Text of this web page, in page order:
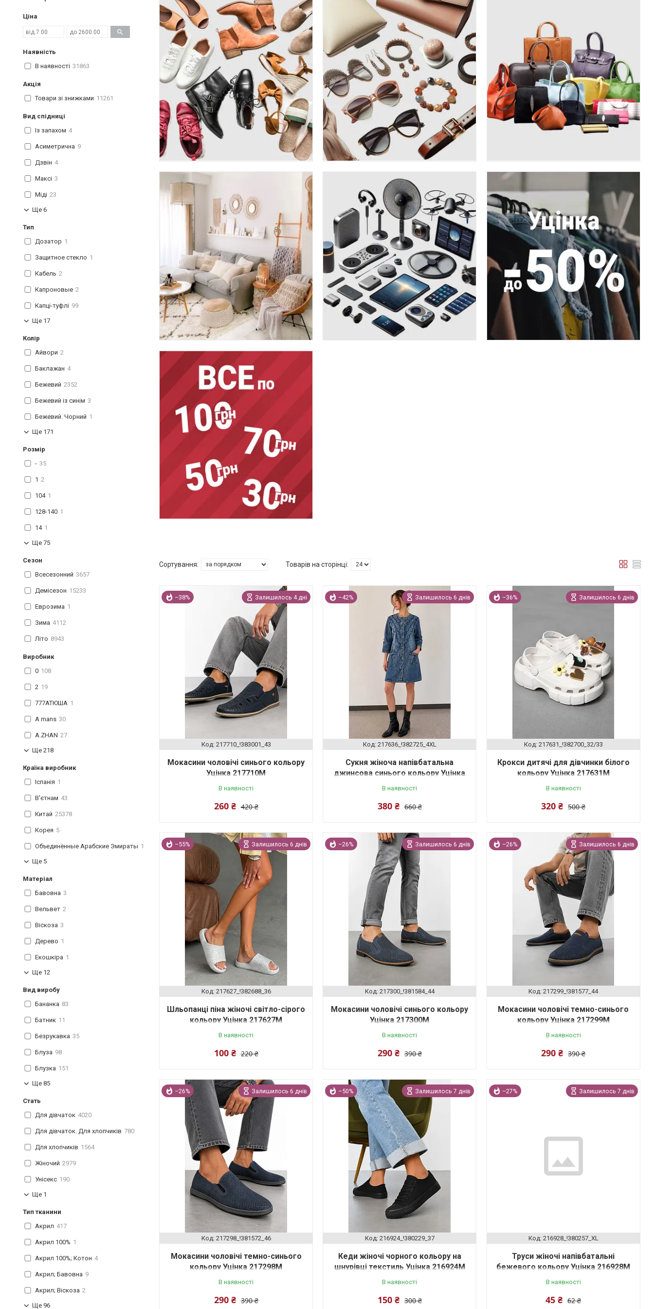
–38% Залишилось 4 дні
217710_!383001_43
Мокасини чоловічі синього кольору
Уцінка 217710M
В наявності
420 ₴
260 ₴
–42% Залишилось 6 днів
217636_!382725_4XL
Сукня жіноча напівбатальна
джинсова синього кольору Уцінка
217636M
В наявності
660 ₴
380 ₴
–36% Залишилось 6 днів
217631_!382700_32/33
Крокси дитячі для дівчинки білого
кольору Уцінка 217631M
В наявності
500 ₴
320 ₴
–55% Залишилось 6 днів
217627_!382688_36
Шльопанці піна жіночі світло-сірого
кольору Уцінка 217627M
В наявності
220 ₴
100 ₴
–26% Залишилось 6 днів
217300_!381584_44
Мокасини чоловічі синього кольору
Уцінка 217300M
В наявності
390 ₴
290 ₴
–26% Залишилось 6 днів
217299_!381577_44
Мокасини чоловічі темно-синього
кольору Уцінка 217299M
В наявності
390 ₴
290 ₴
–26% Залишилось 6 днів
217298_!381572_46
Мокасини чоловічі темно-синього
кольору Уцінка 217298M
В наявності
390 ₴
290 ₴
–50% Залишилось 7 днів
216924_!380229_37
Кеди жіночі чорного кольору на
шнурівці текстиль Уцінка 216924M
В наявності
300 ₴
150 ₴
–27% Залишилось 7 днів
216928_!380257_XL
Труси жіночі напівбатальні
бежевого кольору Уцінка 216928M
В наявності
62 ₴
45 ₴
Ціна
Наявність
В наявності 31863
Акція
Товари зі знижками 11261
Вид спідниці
Із запахом 4
Асиметрична 9
Дзвін 4
Максі 3
Міді 23
Ще 6
Тип
Дозатор 1
Защитное стекло 1
Кабель 2
Капроновые 2
Капці-туфлі 99
Ще 17
Колір
Айвори 2
Баклажан 4
Бежевий 2352
Бежевий із синім 3
Бежевий. Чорний 1
Ще 171
Розмір
- 35
1 2
104 1
128-140 1
14 1
Ще 75
Сезон
Всесезонний 3657
Демісезон 15233
Еврозима 1
Зима 4112
Літо 8943
Виробник
0 108
2 19
777АТЮША 1
A mans 30
A.ZHAN 27
Ще 218
Країна виробник
Іспанія 1
В'єтнам 43
Китай 25378
Корея 5
Объединённые Арабские Эмираты 1
Ще 5
Матеріал
Бавовна 3
Вельвет 2
Віскоза 3
Дерево 1
Екошкіра 1
Ще 12
Вид виробу
Бананка 83
Батник 11
Безрукавка 35
Блуза 98
Блузка 151
Ще 85
Стать
Для дівчаток 4020
Для дівчаток. Для хлопчиків 780
Для хлопчиків 1564
Жіночий 2979
Унісекс 190
Ще 1
Тип тканини
Акрил 417
Акрил 100% 1
Акрил 100%; Котон 4
Акрил; Бавовна 9
Акрил; Віскоза 2
Ще 96